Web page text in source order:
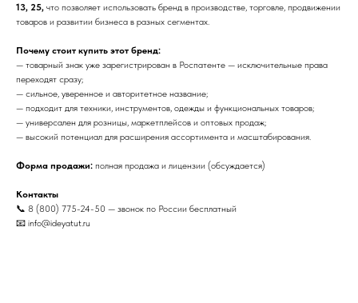
13, 25, что позволяет использовать бренд в производстве, торговле, продвижении
товаров и развитии бизнеса в разных сегментах.
Почему стоит купить этот бренд:
— товарный знак уже зарегистрирован в Роспатенте — исключительные права
переходят сразу;
— сильное, уверенное и авторитетное название;
— подходит для техники, инструментов, одежды и функциональных товаров;
— универсален для розницы, маркетплейсов и оптовых продаж;
— высокий потенциал для расширения ассортимента и масштабирования.
Форма продажи: полная продажа и лицензии (обсуждается)
Контакты
📞 8 (800) 775-24-50 — звонок по России бесплатный
📧 info@ideyatut.ru